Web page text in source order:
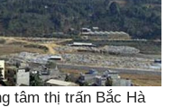
tâm thị trấn Bắc Hà